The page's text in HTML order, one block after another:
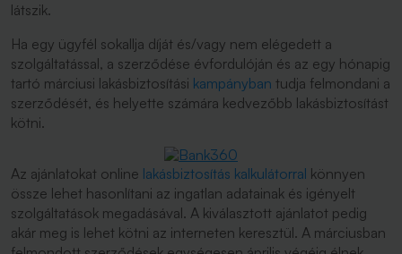
látszik.
Ha egy ügyfél sokallja díját és/vagy nem elégedett a
szolgáltatással, a szerződése évfordulóján és az egy hónapig
tartó márciusi lakásbiztosítási kampányban tudja felmondani a
szerződését, és helyette számára kedvezőbb lakásbiztosítást
kötni.
Az ajánlatokat online lakásbiztosítás kalkulátorral könnyen
össze lehet hasonlítani az ingatlan adatainak és igényelt
szolgáltatások megadásával. A kiválasztott ajánlatot pedig
akár meg is lehet kötni az interneten keresztül. A márciusban